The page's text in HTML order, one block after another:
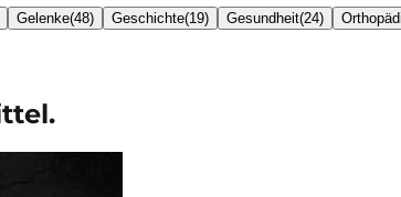
Gelenke(48) Geschichte(19) Gesundheit(24)